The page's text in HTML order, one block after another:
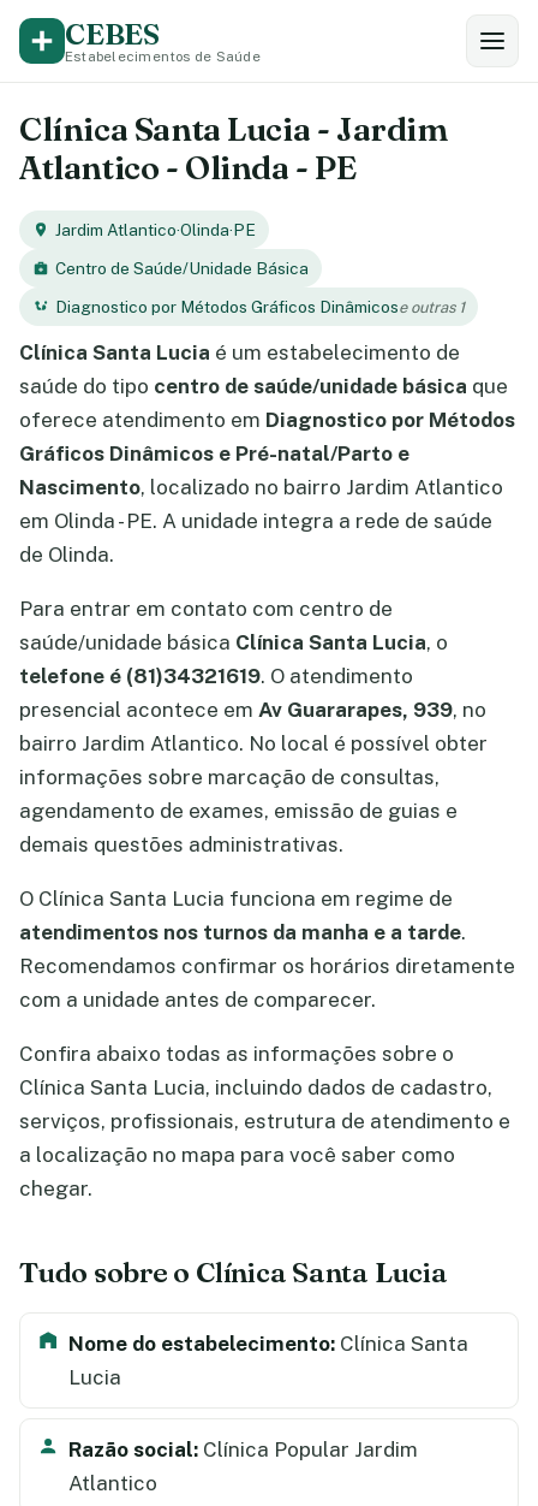
CEBES
Estabelecimentos de Saúde
Clínica Santa Lucia - Jardim
Atlantico - Olinda - PE
Jardim Atlantico·Olinda·PE
Centro de Saúde/Unidade Básica
Diagnostico por Métodos Gráficos Dinâmicose outras 1
Clínica Santa Lucia é um estabelecimento de
saúde do tipo centro de saúde/unidade básica que
oferece atendimento em Diagnostico por Métodos
Gráficos Dinâmicos e Pré-natal/Parto e
Nascimento, localizado no bairro Jardim Atlantico
em Olinda - PE. A unidade integra a rede de saúde
de Olinda.
Para entrar em contato com centro de
saúde/unidade básica Clínica Santa Lucia, o
telefone é (81)34321619. O atendimento
presencial acontece em Av Guararapes, 939, no
bairro Jardim Atlantico. No local é possível obter
informações sobre marcação de consultas,
agendamento de exames, emissão de guias e
demais questões administrativas.
O Clínica Santa Lucia funciona em regime de
atendimentos nos turnos da manha e a tarde.
Recomendamos confirmar os horários diretamente
com a unidade antes de comparecer.
Confira abaixo todas as informações sobre o
Clínica Santa Lucia, incluindo dados de cadastro,
serviços, profissionais, estrutura de atendimento e
a localização no mapa para você saber como
chegar.
Tudo sobre o Clínica Santa Lucia
Nome do estabelecimento: Clínica Santa
Lucia
Razão social: Clínica Popular Jardim
Atlantico